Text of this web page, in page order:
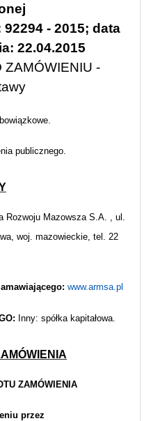
- 2015; data
22.04.2015
ZAMÓWIENIU -
publicznego.
Rozwoju Mazowsza S.A. , ul.
woj. mazowieckie, tel. 22
www.armsa.pl
Inny: spółka kapitałowa.
ZAMÓWIENIA
przez